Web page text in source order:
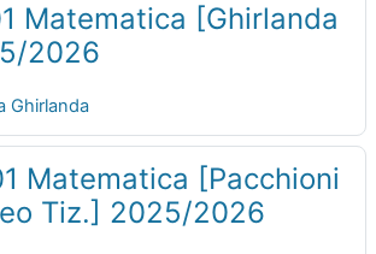
Matematica [Ghirlanda
2026
Ghirlanda
Matematica [Pacchioni
Tiz.] 2025/2026